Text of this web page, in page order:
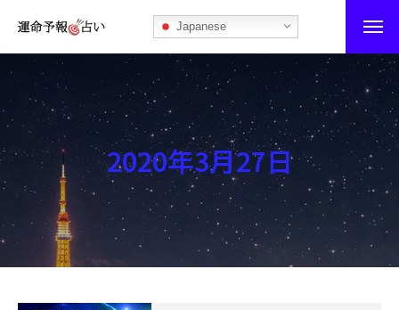
Japanese
運命予報占い
運命予報占いとは
あなたの所属部屋を探そう！
最恐の相性占い
秘伝公開！吉凶カレンダー
記事カテゴリー
2020年3月27日